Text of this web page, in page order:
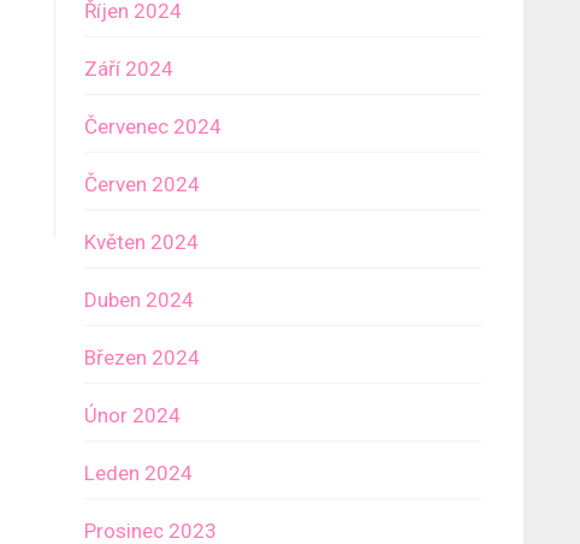
Říjen 2024
Září 2024
Červenec 2024
Červen 2024
Květen 2024
Duben 2024
Březen 2024
Únor 2024
Leden 2024
Prosinec 2023